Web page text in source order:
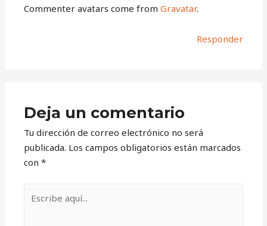
Commenter avatars come fromGravatar.
Responder
Deja un comentario
Tu dirección de correo electrónico no será
publicada. Los campos obligatorios están marcados
con*
aquí...